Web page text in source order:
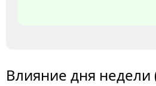
Влияние дня недели